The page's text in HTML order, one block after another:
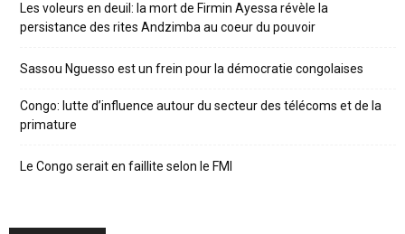
Les voleurs en deuil: la mort de Firmin Ayessa révèle la
persistance des rites Andzimba au coeur du pouvoir
Sassou Nguesso est un frein pour la démocratie congolaises
Congo: lutte d’influence autour du secteur des télécoms et de la
primature
Le Congo serait en faillite selon le FMI